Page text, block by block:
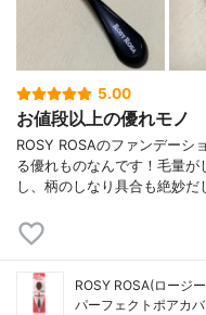
5.00
お値段以上の優れモノ
ROSY ROSAのファンデーシ
る優れものなんです！毛量
し、柄のしなり具合も絶妙だ
ROSY ROSA(ロージ
パーフェクトポアカ